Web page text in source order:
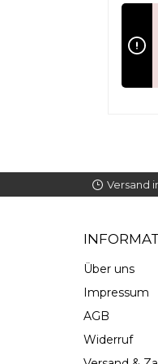
Versand
Über uns
Impressum
AGB
Widerruf